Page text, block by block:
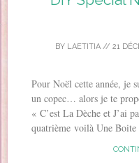
BY LAETITIA// 21
Pour Noël cette année, je
un copec… alors je te
« C’est La Dèche et J’ai
quatrième voilà Une